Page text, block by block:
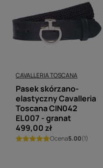
CAVALLERIA TOSCANA
Pasek skórzano-
elastyczny Cavalleria
Toscana CIN042
EL007 - granat
499,00 zł
Ocena5.00(1)